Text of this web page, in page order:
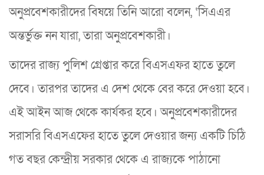
অনুপ্রবেশকারীদের বিষয়ে তিনি আরো বলেন, ‘সিএএর
অন্তর্ভুক্ত নন যারা, তারা অনুপ্রবেশকারী।
তাদের রাজ্য পুলিশ গ্রেপ্তার করে বিএসএফর হাতে তুলে
দেবে। তারপর তাদের এ দেশ থেকে বের করে দেওয়া হবে।
এই আইন আজ থেকে কার্যকর হবে। অনুপ্রবেশকারীদের
সরাসরি বিএসএফের হাতে তুলে দেওয়ার জন্য একটি চিঠি
গত বছর কেন্দ্রীয় সরকার থেকে এ রাজ্যকে পাঠানো